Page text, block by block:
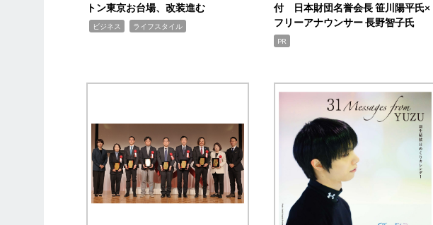
トン東京お台場、改装進む
ビジネス ライフスタイル
付 日本財団名誉会長 笹川陽平氏×
フリーアナウンサー 長野智子氏
PR